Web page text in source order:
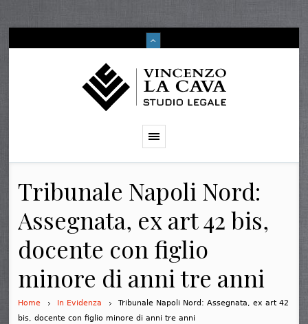
Tribunale Napoli Nord:
Assegnata, ex art 42 bis,
docente con figlio
minore di anni tre anni
Home In Evidenza
Tribunale Napoli Nord: Assegnata, ex art 42
bis, docente con figlio minore di anni tre anni